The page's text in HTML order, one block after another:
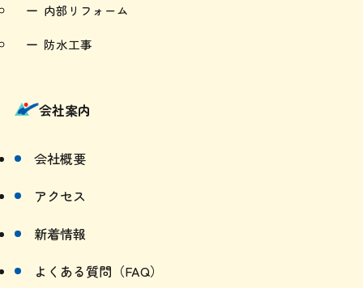
内部リフォーム
防水工事
会社案内
会社概要
アクセス
新着情報
よくある質問（FAQ）